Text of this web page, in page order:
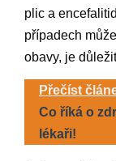
plic a
případech
obavy, je
Přečíst
Co říká o
lékaři!